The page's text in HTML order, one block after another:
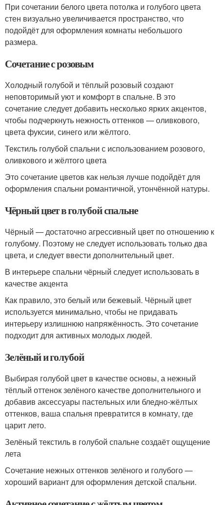
При сочетании белого цвета потолка и голубого цвета
стен визуально увеличивается пространство, что
подойдёт для оформления комнаты небольшого
размера.
Сочетание с розовым
Холодный голубой и тёплый розовый создают
неповторимый уют и комфорт в спальне. В это
сочетание следует добавить несколько ярких акцентов,
чтобы подчеркнуть нежность оттенков — оливкового,
цвета фуксии, синего или жёлтого.
Текстиль голубой спальни с использованием розового,
оливкового и жёлтого цвета
Это сочетание цветов как нельзя лучше подойдёт для
оформления спальни романтичной, утончённой натуры.
Чёрный цвет в голубой спальне
Чёрный — достаточно агрессивный цвет по отношению к
голубому. Поэтому не следует использовать только два
цвета, и следует ввести дополнительный цвет.
В интерьере спальни чёрный следует использовать в
качестве акцента
Как правило, это белый или бежевый. Чёрный цвет
используется минимально, чтобы не придавать
интерьеру излишнюю напряжённость. Это сочетание
подходит для активных молодых людей.
Зелёный и голубой
Выбирая голубой цвет в качестве основы, а нежный
тёплый оттенок зелёного качестве дополнительного и
добавив аксессуары пастельных или бледно-жёлтых
оттенков, ваша спальня превратится в комнату, где
царит лето.
Зелёный текстиль в голубой спальне создаёт ощущение
лета
Сочетание нежных оттенков зелёного и голубого —
хороший вариант для оформления детской спальни.